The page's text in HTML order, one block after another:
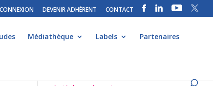
CONNEXION DEVENIR ADHÉRENT CONTACT
Médiathèque Labels Partenaires